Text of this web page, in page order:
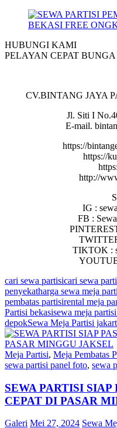
HUBUNGI KAMI
PELAYAN CEPAT BUNGA
CV.BINTANG JAYA
Jl. Siti I
E-mail.
https://
https://
http://
IG :
FB :
TIKTOK :
cari sewa partisicari sewa
penyekatharga sewa meja
pembatas partisirental meja
Partisi bekasisewa meja
depokSewa Meja Partisi
Meja Partisi, Meja Pembatas
sewa partisi panel foto, sewa
SEWA PARTISI
CEPAT DI PASAR
Galeri Mei 27, 2024 Sewa